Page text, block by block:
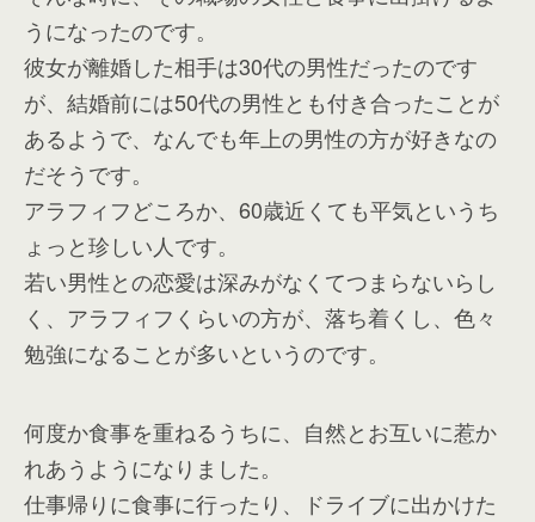
うになったのです。
彼女が離婚した相手は30代の男性だったのです
が、結婚前には50代の男性とも付き合ったことが
あるようで、なんでも年上の男性の方が好きなの
だそうです。
アラフィフどころか、60歳近くても平気というち
ょっと珍しい人です。
若い男性との恋愛は深みがなくてつまらないらし
く、アラフィフくらいの方が、落ち着くし、色々
勉強になることが多いというのです。
何度か食事を重ねるうちに、自然とお互いに惹か
れあうようになりました。
仕事帰りに食事に行ったり、ドライブに出かけた